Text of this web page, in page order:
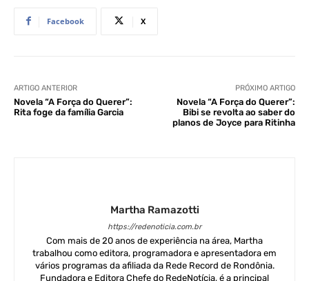
Facebook X
ARTIGO ANTERIOR
Novela “A Força do Querer”:
Rita foge da família Garcia
PRÓXIMO ARTIGO
Novela “A Força do Querer”:
Bibi se revolta ao saber do
planos de Joyce para Ritinha
Martha Ramazotti
https://redenoticia.com.br
Com mais de 20 anos de experiência na área, Martha
trabalhou como editora, programadora e apresentadora em
vários programas da afiliada da Rede Record de Rondônia.
Fundadora e Editora Chefe do RedeNotícia, é a principal